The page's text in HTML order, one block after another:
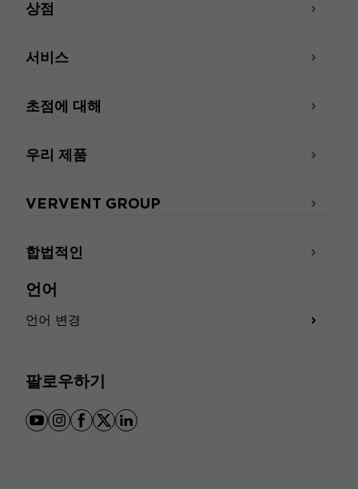
언어
언어 변경
팔로우하기
youtube
instagram
facebook
x linkedin
상점
서비스
초점에 대해
우리 제품
VERVENT GROUP
합법적인